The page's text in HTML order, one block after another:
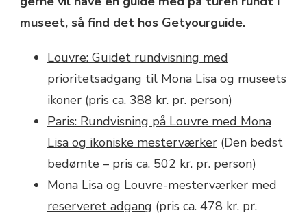
museet, så find det hos Getyourguide.
Louvre: Guidet rundvisning med
prioritetsadgang til Mona Lisa og museets
ikoner (pris ca. 388 kr. pr. person)
Paris: Rundvisning på Louvre med Mona
Lisa og ikoniske mesterværker (Den bedst
bedømte – pris ca. 502 kr. pr. person)
Mona Lisa og Louvre-mesterværker med
reserveret adgang (pris ca. 478 kr. pr.